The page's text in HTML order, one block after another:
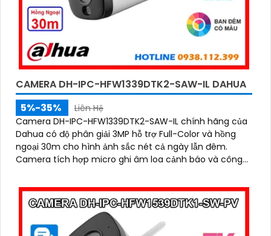
CAMERA DH-IPC-HFW1339DTK2-SAW-IL DAHUA
5%-35%
Liên Hệ
Camera DH-IPC-HFW1339DTK2-SAW-IL chính hãng của
Dahua có độ phân giải 3MP hỗ trợ Full-Color và hồng
ngoại 30m cho hình ảnh sắc nét cả ngày lẫn đêm.
Camera tích hợp micro ghi âm loa cảnh báo và công
xác